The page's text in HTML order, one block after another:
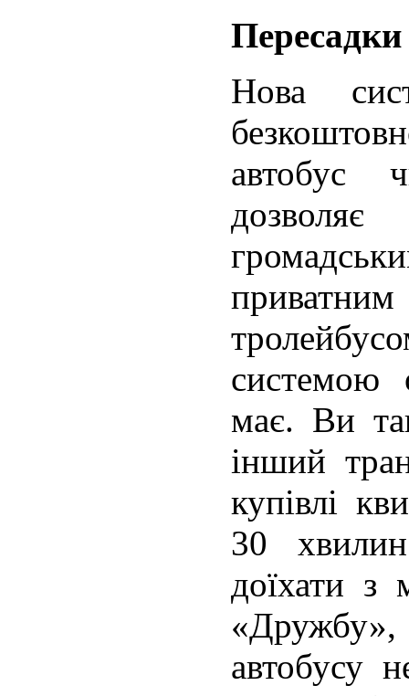
Пересадки
Нова
автобус
системою
має. Ви
інший
купівлі
30
доїхати з
автобусу